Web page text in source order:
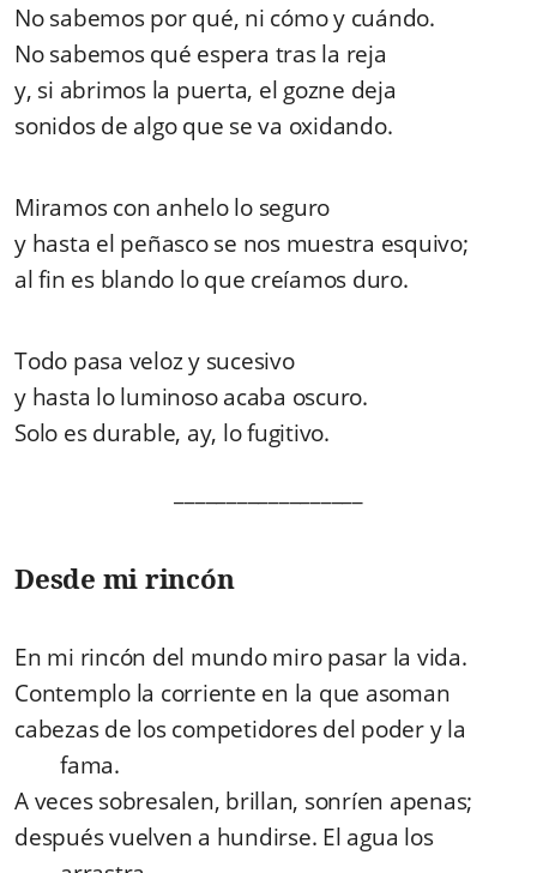
No sabemos por qué, ni cómo y cuándo.
No sabemos qué espera tras la reja
y, si abrimos la puerta, el gozne deja
sonidos de algo que se va oxidando.
Miramos con anhelo lo seguro
y hasta el peñasco se nos muestra esquivo;
al fin es blando lo que creíamos duro.
Todo pasa veloz y sucesivo
y hasta lo luminoso acaba oscuro.
Solo es durable, ay, lo fugitivo.
Desde mi rincón
En mi rincón del mundo miro pasar la vida.
Contemplo la corriente en la que asoman
cabezas de los competidores del poder y la
fama.
A veces sobresalen, brillan, sonríen apenas;
después vuelven a hundirse. El agua los